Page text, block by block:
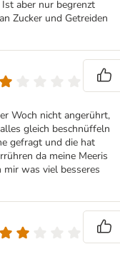
aber nur begrenzt
Zucker und Getreiden
Woch nicht angerührt,
gleich beschnüffeln
gefragt und die hat
da meine Meeris
was viel besseres